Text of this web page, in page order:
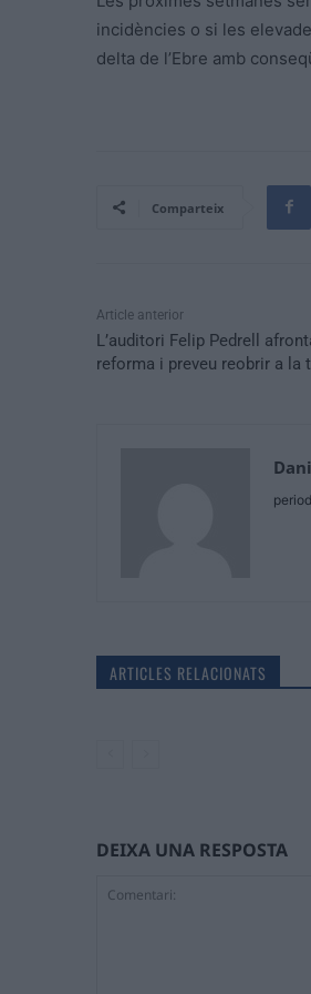
incidències o si les
delta de l’Ebre amb
Comparteix
Article anterior
L’auditori Felip Pedrell
reforma i preveu reobrir a la
ARTICLES RELACIONATS
DEIXA UNA RESPOSTA